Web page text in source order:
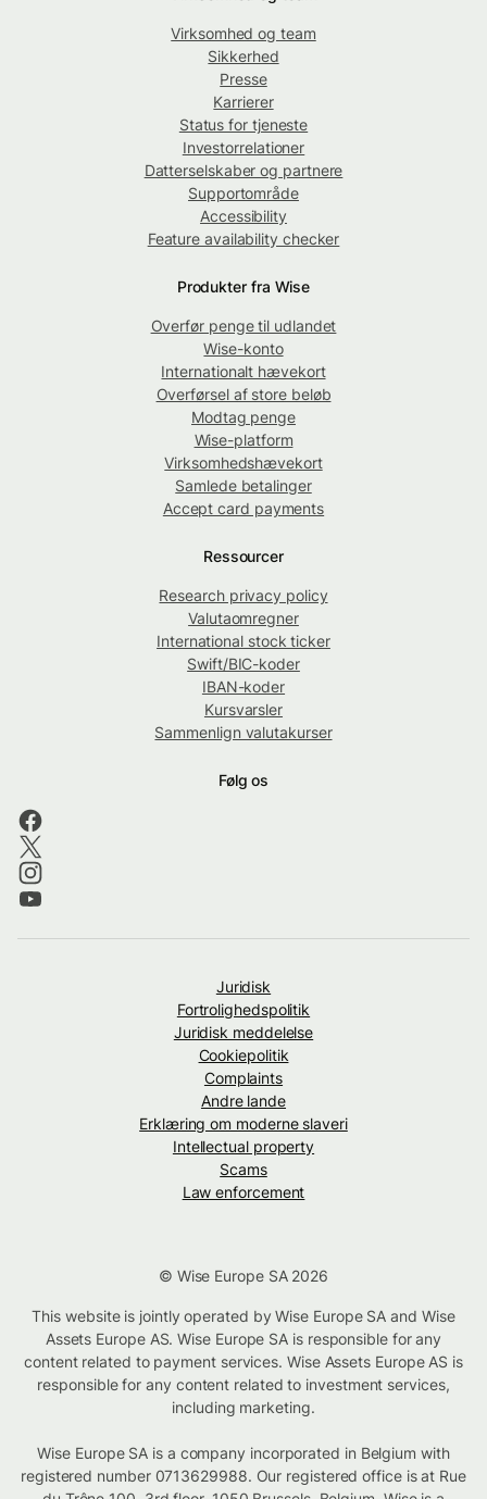
Virksomhed og team
Sikkerhed
Presse
Karrierer
Status for tjeneste
Investorrelationer
Datterselskaber og partnere
Supportområde
Accessibility
Feature availability checker
Produkter fra Wise
Overfør penge til udlandet
Wise-konto
Internationalt hævekort
Overførsel af store beløb
Modtag penge
Wise-platform
Virksomhedshævekort
Samlede betalinger
Accept card payments
Ressourcer
Research privacy policy
Valutaomregner
International stock ticker
Swift/BIC-koder
IBAN-koder
Kursvarsler
Sammenlign valutakurser
Følg os
Juridisk
Fortrolighedspolitik
Juridisk meddelelse
Cookiepolitik
Complaints
Andre lande
Erklæring om moderne slaveri
Intellectual property
Scams
Law enforcement
© Wise Europe SA 2026
This website is jointly operated by Wise Europe SA and Wise
Assets Europe AS. Wise Europe SA is responsible for any
content related to payment services. Wise Assets Europe AS is
responsible for any content related to investment services,
including marketing.
Wise Europe SA is a company incorporated in Belgium with
registered number 0713629988. Our registered office is at Rue